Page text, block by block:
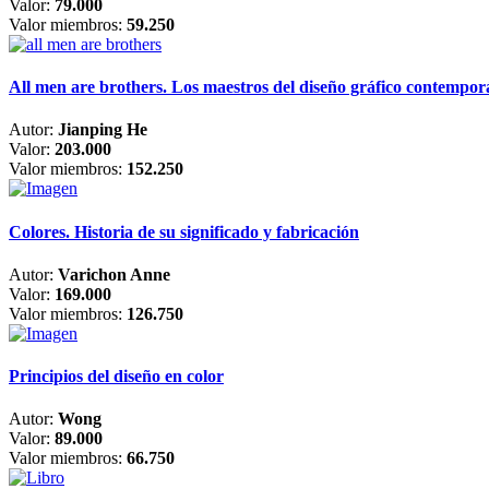
Valor: 79.000
Valor miembros: 59.250
All men are brothers. Los maestros del diseño gráfico
Autor: Jianping He
Valor: 203.000
Valor miembros: 152.250
Colores. Historia de su significado y fabricación
Autor: Varichon Anne
Valor: 169.000
Valor miembros: 126.750
Principios del diseño en color
Autor: Wong
Valor: 89.000
Valor miembros: 66.750